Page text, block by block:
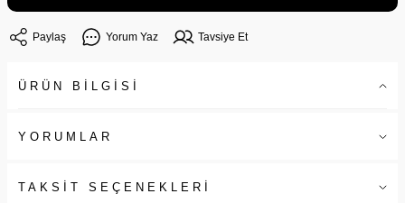
Paylaş Yorum Yaz Tavsiye Et
ÜRÜN BİLGİSİ
YORUMLAR
TAKSİT SEÇENEKLERİ